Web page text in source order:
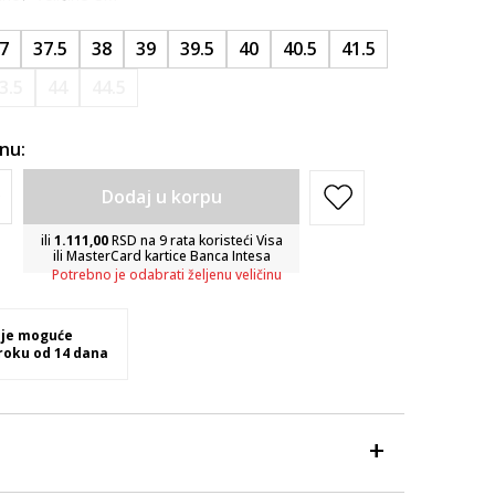
37.5 38 39 39.5 40 40.5
41.5
Dodaj u korpu
ili 1.111,00RSD na 9 rata koristeći Visa
ili MasterCard kartice Banca Intesa
Potrebno je odabrati željenu veličinu
moguće
od 14 dana